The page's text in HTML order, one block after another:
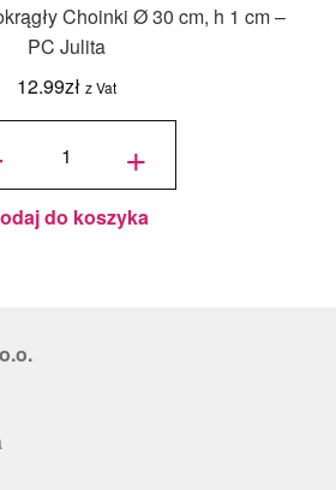
Choinki Ø 30 cm, h 1 cm –
PC Julita
12.99zł z Vat
1 +
do koszyka